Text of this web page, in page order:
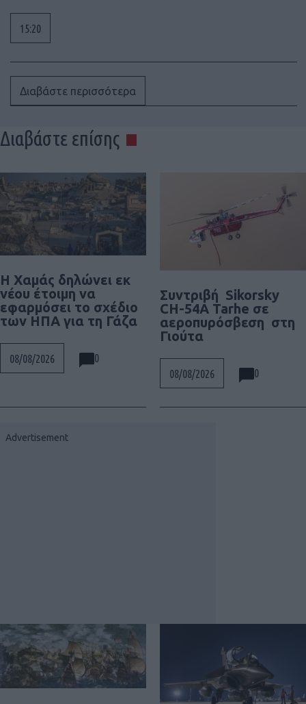
15:20
Διαβάστε περισσότερα
Διαβάστε επίσης
Η Χαμάς δηλώνει εκ
νέου έτοιμη να
εφαρμόσει το σχέδιο
των ΗΠΑ για τη Γάζα
08/08/2026 0
Συντριβή Sikorsky
CH-54A Tarhe σε
αεροπυρόσβεση στη
Γιούτα
08/08/2026 0